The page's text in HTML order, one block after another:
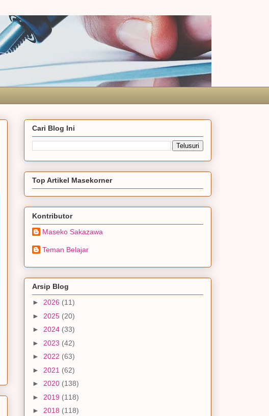
Cari Blog Ini
Top Artikel Masekorner
Kontributor
Maseko Sakazawa
Teman Belajar
Arsip Blog
► 2026 (11)
► 2025 (20)
► 2024 (33)
► 2023 (42)
► 2022 (63)
► 2021 (62)
► 2020 (138)
► 2019 (118)
► 2018 (118)